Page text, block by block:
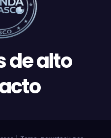
de alto